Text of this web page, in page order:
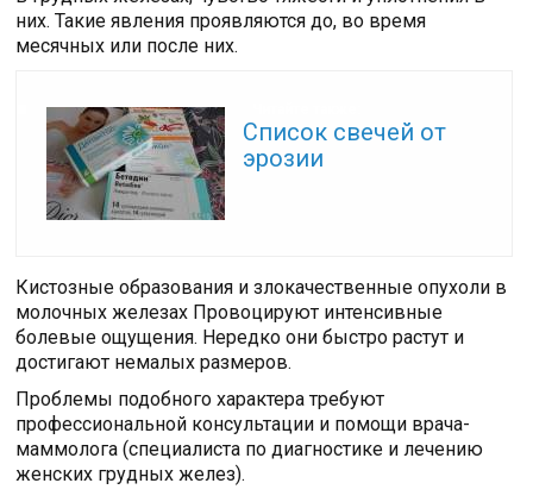
них. Такие явления проявляются до, во время
месячных или после них.
Список свечей от
эрозии
Кистозные образования и злокачественные опухоли в
молочных железах Провоцируют интенсивные
болевые ощущения. Нередко они быстро растут и
достигают немалых размеров.
Проблемы подобного характера требуют
профессиональной консультации и помощи врача-
маммолога (специалиста по диагностике и лечению
женских грудных желез).